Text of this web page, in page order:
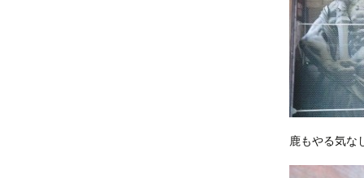
鹿もやる気な